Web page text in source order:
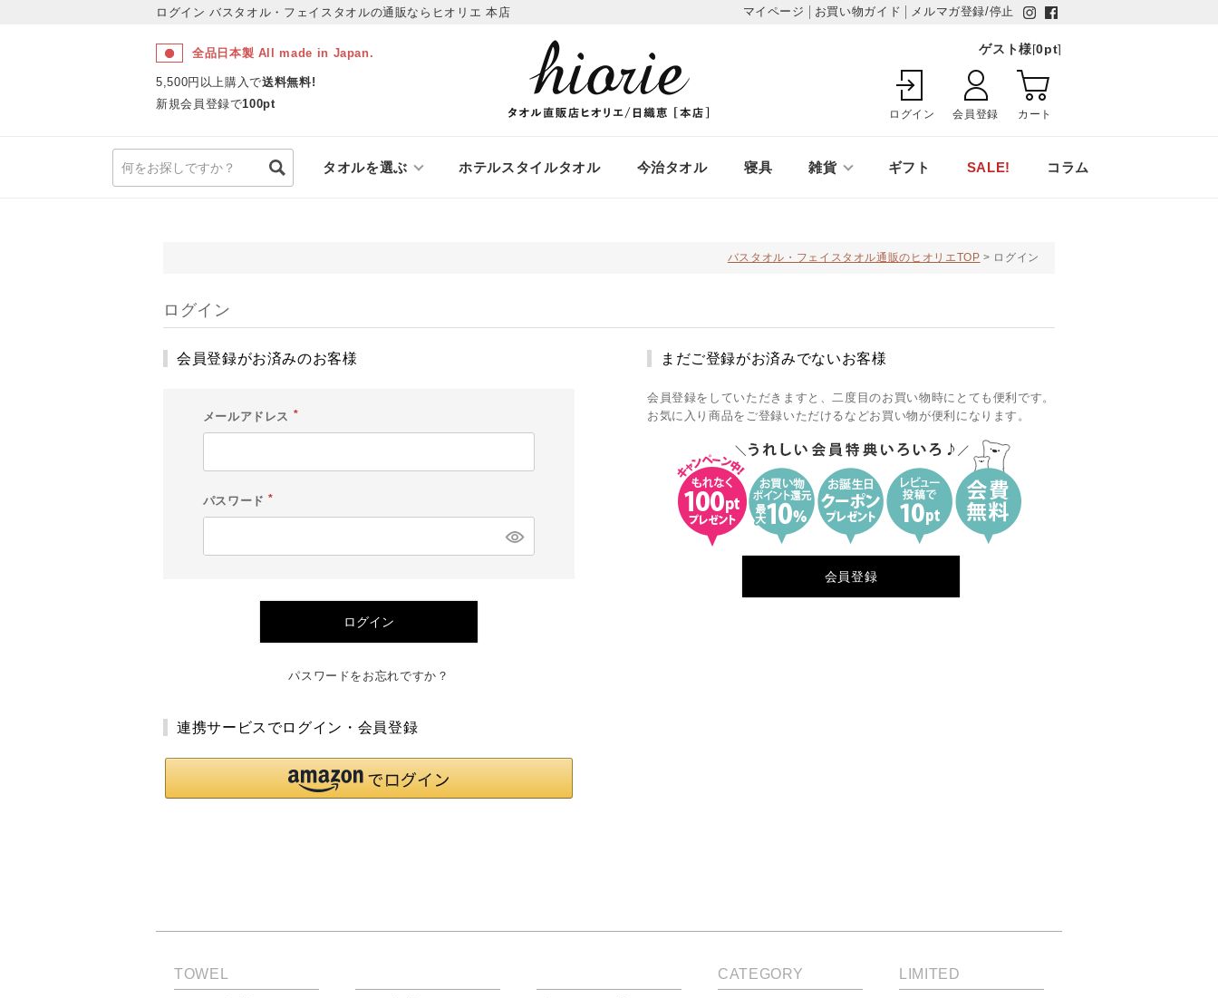
ログインバスタオル・フェイスタオルの通販ならヒオリエ 本店 マイページ お買い物ガイド メルマガ登録/停止
全品日本製 All made in Japan.
5,500円以上購入で送料無料!
新規会員登録で100pt
ゲスト様[0pt]
ログイン 会員登録 カート
タオルを選ぶ ホテルスタイルタオル 今治タオル 寝具 雑貨 ギフト SALE! コラム
バスタオル・フェイスタオル通販のヒオリエTOP ログイン
ログイン
会員登録がお済みのお客様
メールアドレス
パスワード
ログイン
パスワードをお忘れですか？
連携サービスでログイン・会員登録
まだご登録がお済みでないお客様
会員登録をしていただきますと、二度目のお買い物時にとても便利です。
お気に入り商品をご登録いただけるなどお買い物が便利になります。
会員登録
TOWEL CATEGORY LIMITED